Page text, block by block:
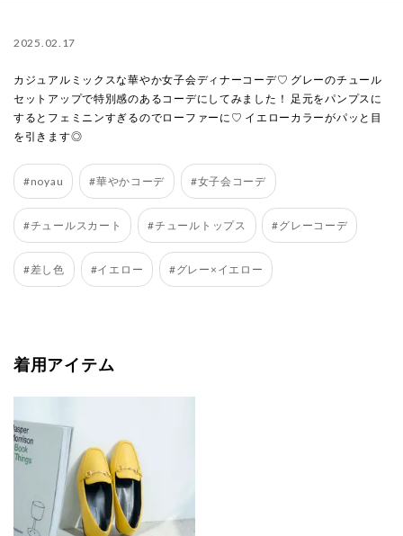
2025.02.17
カジュアルミックスな華やか女子会ディナーコーデ♡ グレーのチュール
セットアップで特別感のあるコーデにしてみました！ 足元をパンプスに
するとフェミニンすぎるのでローファーに♡ イエローカラーがパッと目
を引きます◎
#noyau #華やかコーデ #女子会コーデ
#チュールスカート #チュールトップス #グレーコーデ
#差し色 #イエロー #グレー×イエロー
着用アイテム